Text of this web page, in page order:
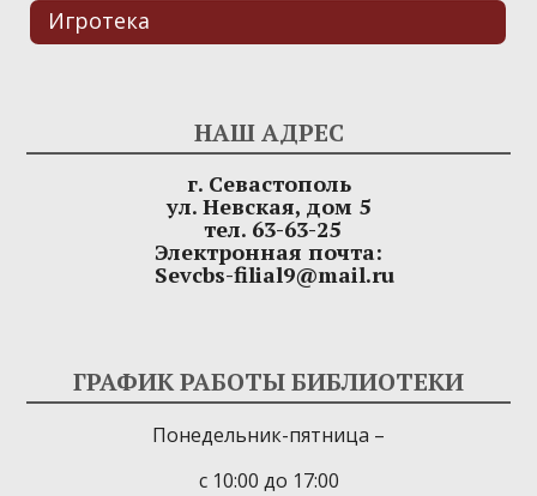
Игротека
НАШ АДРЕС
г. Севастополь
ул. Невская, дом 5
тел. 63-63-25
Электронная почта:
Sevcbs-filial9@mail.ru
ГРАФИК РАБОТЫ БИБЛИОТЕКИ
Понедельник-пятница –
с 10:00 до 17:00